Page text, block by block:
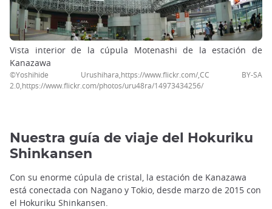
Vista interior de la cúpula Motenashi de la estación de
Kanazawa
©Yoshihide Urushihara,https://www.flickr.com/,CC BY-SA
2.0,https://www.flickr.com/photos/uru48ra/14973434256/
Nuestra guía de viaje del Hokuriku
Shinkansen
Con su enorme cúpula de cristal, la estación de Kanazawa
está conectada con Nagano y Tokio, desde marzo de 2015 con
el Hokuriku Shinkansen.